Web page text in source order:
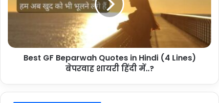
जाने
Hindi
बेपरवाह
Best GF Beparwah Quotes in Hindi (4 Lines)
बेपरवाह शायरी हिंदी में..?